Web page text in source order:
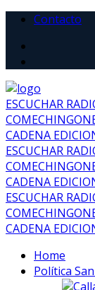
Contacto
ESCUCHAR
CADENA
ESCUCHAR
CADENA
ESCUCHAR
CADENA
Home
Política